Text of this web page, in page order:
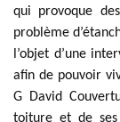
qui provoque
problème
l’objet d’une
afin de pouvoir
G David
toiture et de ses